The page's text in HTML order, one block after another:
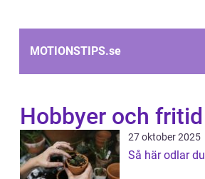
MOTIONSTIPS.se
Hobbyer och fritid
27 oktober 2025
Så här odlar